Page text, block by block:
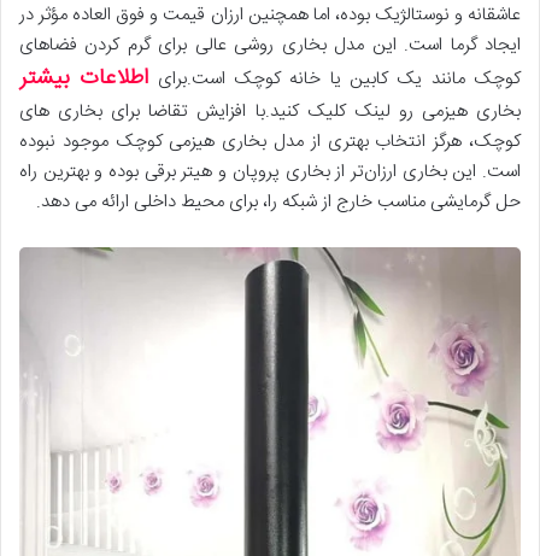
عاشقانه و نوستالژیک بوده، اما همچنین ارزان قیمت و فوق العاده مؤثر در
ایجاد گرما است. این مدل بخاری روشی عالی برای گرم کردن فضاهای
کوچک مانند یک کابین یا خانه کوچک است.برای اطلاعات بیشتر
بخاری هیزمی رو لینک کلیک کنید.با افزایش تقاضا برای بخاری های
کوچک، هرگز انتخاب بهتری از مدل بخاری هیزمی کوچک موجود نبوده
است. این بخاری ارزان‌تر از بخاری پروپان و هیتر برقی بوده و بهترین راه
حل گرمایشی مناسب خارج از شبکه را، برای محیط داخلی ارائه می دهد.